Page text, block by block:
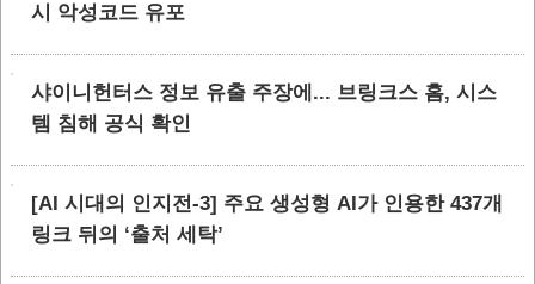
시 악성코드 유포
샤이니헌터스 정보 유출 주장에... 브링크스 홈, 시스
템 침해 공식 확인
[AI 시대의 인지전-3] 주요 생성형 AI가 인용한 437개
링크 뒤의 ‘출처 세탁’